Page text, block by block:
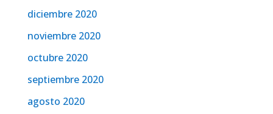
diciembre 2020
noviembre 2020
octubre 2020
septiembre 2020
agosto 2020